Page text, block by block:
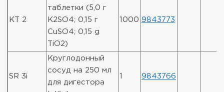
KT 2
таблетки (5,0 г
K2SO4; 0,15 г
CuSO4; 0,15 g
TiO2)
1000 9843773
SR 3i
Круглодонный
сосуд на 250 мл
для дигестора
9843766